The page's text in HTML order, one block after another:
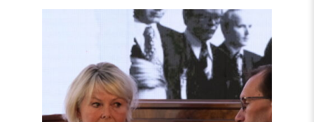
Read
article
"Møt
Helsingforskomiteen
på
Arendalsuka
2026"